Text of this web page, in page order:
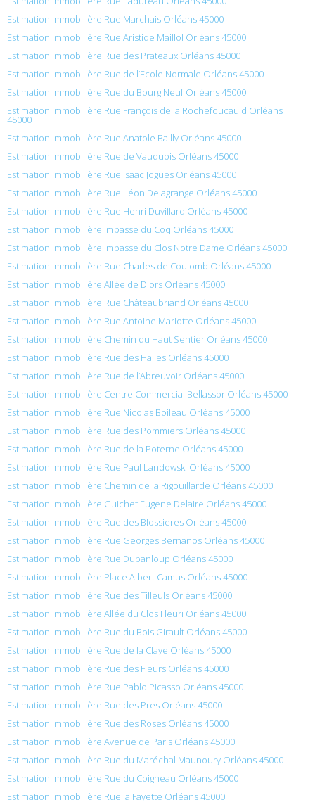
Estimation immobilière Rue Marchais Orléans 45000
Estimation immobilière Rue Aristide Maillol Orléans 45000
Estimation immobilière Rue des Prateaux Orléans 45000
Estimation immobilière Rue de l’École Normale Orléans 45000
Estimation immobilière Rue du Bourg Neuf Orléans 45000
Estimation immobilière Rue François de la Rochefoucauld Orléans
45000
Estimation immobilière Rue Anatole Bailly Orléans 45000
Estimation immobilière Rue de Vauquois Orléans 45000
Estimation immobilière Rue Isaac Jogues Orléans 45000
Estimation immobilière Rue Léon Delagrange Orléans 45000
Estimation immobilière Rue Henri Duvillard Orléans 45000
Estimation immobilière Impasse du Coq Orléans 45000
Estimation immobilière Impasse du Clos Notre Dame Orléans 45000
Estimation immobilière Rue Charles de Coulomb Orléans 45000
Estimation immobilière Allée de Diors Orléans 45000
Estimation immobilière Rue Châteaubriand Orléans 45000
Estimation immobilière Rue Antoine Mariotte Orléans 45000
Estimation immobilière Chemin du Haut Sentier Orléans 45000
Estimation immobilière Rue des Halles Orléans 45000
Estimation immobilière Rue de l’Abreuvoir Orléans 45000
Estimation immobilière Centre Commercial Bellassor Orléans 45000
Estimation immobilière Rue Nicolas Boileau Orléans 45000
Estimation immobilière Rue des Pommiers Orléans 45000
Estimation immobilière Rue de la Poterne Orléans 45000
Estimation immobilière Rue Paul Landowski Orléans 45000
Estimation immobilière Chemin de la Rigouillarde Orléans 45000
Estimation immobilière Guichet Eugene Delaire Orléans 45000
Estimation immobilière Rue des Blossieres Orléans 45000
Estimation immobilière Rue Georges Bernanos Orléans 45000
Estimation immobilière Rue Dupanloup Orléans 45000
Estimation immobilière Place Albert Camus Orléans 45000
Estimation immobilière Rue des Tilleuls Orléans 45000
Estimation immobilière Allée du Clos Fleuri Orléans 45000
Estimation immobilière Rue du Bois Girault Orléans 45000
Estimation immobilière Rue de la Claye Orléans 45000
Estimation immobilière Rue des Fleurs Orléans 45000
Estimation immobilière Rue Pablo Picasso Orléans 45000
Estimation immobilière Rue des Pres Orléans 45000
Estimation immobilière Rue des Roses Orléans 45000
Estimation immobilière Avenue de Paris Orléans 45000
Estimation immobilière Rue du Maréchal Maunoury Orléans 45000
Estimation immobilière Rue du Coigneau Orléans 45000
Estimation immobilière Rue la Fayette Orléans 45000